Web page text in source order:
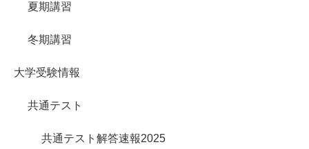
夏期講習
冬期講習
大学受験情報
共通テスト
共通テスト解答速報2025